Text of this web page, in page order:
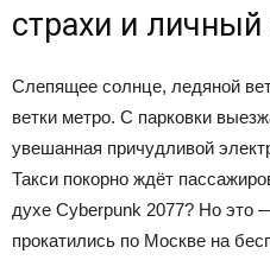
страхи и
Слепящее солнце, ледяной
ветки метро. С парковки
увешанная причудливой
Такси покорно ждёт
духе Cyberpunk 2077? Но это
прокатились по Москве на